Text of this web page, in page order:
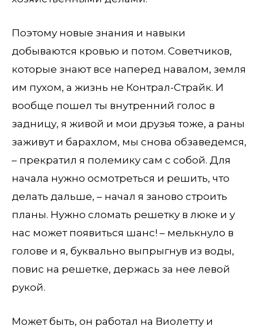
Поэтому новые знания и навыки
добываются кровью и потом. Советчиков,
которые знают все наперед навалом, земля
им пухом, а жизнь не Контрал-Страйк. И
вообще пошел ты внутренний голос в
задницу, я живой и мои друзья тоже, а раны
заживут и барахлом, мы снова обзаведемся,
– прекратил я полемику сам с собой. Для
начала нужно осмотреться и решить, что
делать дальше, – начал я заново строить
планы. Нужно сломать решетку в люке и у
нас может появиться шанс! – мелькнуло в
голове и я, буквально выпрыгнув из воды,
повис на решетке, держась за нее левой
рукой.
Может быть, он работал на Виолетту и